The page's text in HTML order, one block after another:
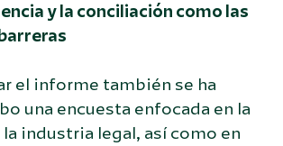
y la conciliación como las
el informe también se ha
una encuesta enfocada en la
industria legal, así como en